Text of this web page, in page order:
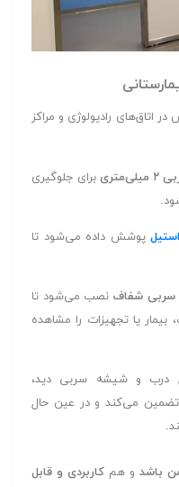
اتاق‌های رادیولوژی و مراکز
برای جلوگیری
استیلپوشش داده می‌شود تا
شفافنصب می‌شود تا
بیمار یا تجهیزات را مشاهده
درب و شیشه سربی دید،
تضمین می‌کند و در عین حال
باشد و همکاربردی و قابل